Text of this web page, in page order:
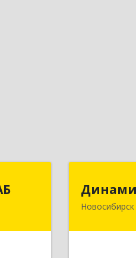
обл,
Новосибирск